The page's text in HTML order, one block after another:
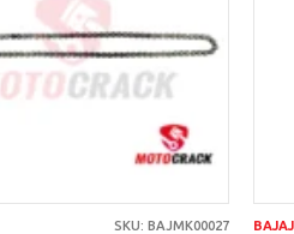
AÑADIR AL
CARRITO
SKU: BAJMK00027 BAJAJ